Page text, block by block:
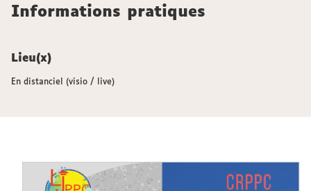
Informations pratiques
Lieu(x)
En distanciel (visio / live)